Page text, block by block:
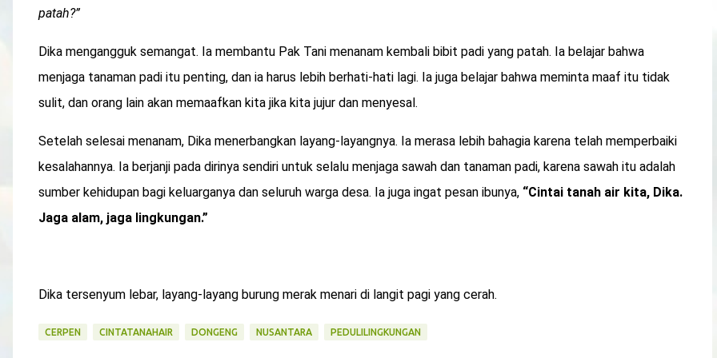
patah?”
Dika mengangguk semangat. Ia membantu Pak Tani menanam kembali bibit padi yang patah. Ia belajar bahwa
menjaga tanaman padi itu penting, dan ia harus lebih berhati-hati lagi. Ia juga belajar bahwa meminta maaf itu tidak
sulit, dan orang lain akan memaafkan kita jika kita jujur dan menyesal.
Setelah selesai menanam, Dika menerbangkan layang-layangnya. Ia merasa lebih bahagia karena telah memperbaiki
kesalahannya. Ia berjanji pada dirinya sendiri untuk selalu menjaga sawah dan tanaman padi, karena sawah itu adalah
sumber kehidupan bagi keluarganya dan seluruh warga desa. Ia juga ingat pesan ibunya, “Cintai tanah air kita, Dika.
Jaga alam, jaga lingkungan.”
Dika tersenyum lebar, layang-layang burung merak menari di langit pagi yang cerah.
CERPEN CINTATANAHAIR DONGENG NUSANTARA PEDULILINGKUNGAN